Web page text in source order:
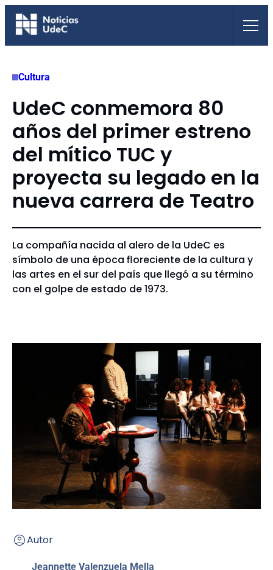
Saltar
Cultura
UdeC conmemora 80
años del primer estreno
del mítico TUC y
proyecta su legado en la
nueva carrera de Teatro
La compañía nacida al alero de la UdeC es
símbolo de una época floreciente de la cultura y
las artes en el sur del país que llegó a su término
con el golpe de estado de 1973.
Autor
Jeannette Valenzuela Mella